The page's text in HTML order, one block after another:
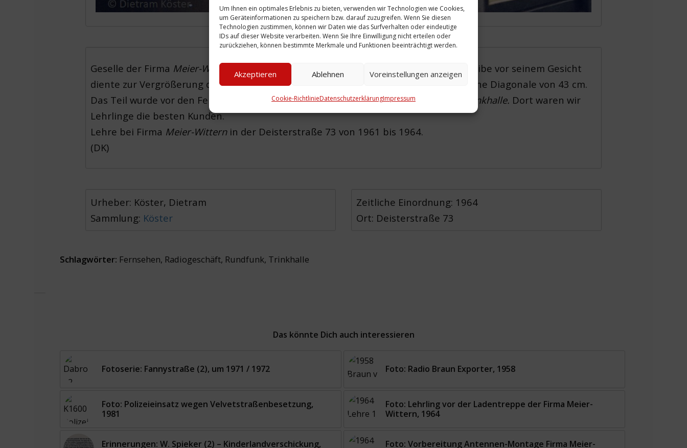
Um Ihnen ein optimales Erlebnis zu bieten, verwenden wir Technologien wie Cookies,
um Geräteinformationen zu speichern bzw. darauf zuzugreifen. Wenn Sie diesen
Technologien zustimmen, können wir Daten wie das Surfverhalten oder eindeutige
IDs auf dieser Website verarbeiten. Wenn Sie Ihre Einwilligung nicht erteilen oder
zurückziehen, können bestimmte Merkmale und Funktionen beeinträchtigt werden.
Akzeptieren Ablehnen Voreinstellungen anzeigen
Cookie-RichtlinieDatenschutzerklärungImpressum
Geselle der Firma Meier-Wittern
vor dem Schaufenster des Radiogeschäftes. Die Scheibe vor seinem Gesicht
diente zur Vergrößerung des TV-Bildes. Die meisten Bildröhren hatten damals nur eine Diagonale von 43 cm.
Das Teil wurde vor den Fernseher gehängt. Neben dem Schaufenster rechts eine
Trinkhalle. Dort waren wir
Lehrlinge die besten Kunden.
Lehre bei Firma Meier-Witternin der Deisterstraße 73 von 1961 bis 1964.
(DK)
Urheber: Köster, Dietram
Sammlung: Köster
Zeitliche Einordnung: 1964
Ort: Deisterstraße 73
Schlagwörter: Fernsehen, Radiogeschäft, Rundfunk, Trinkhalle
Das könnte Dich auch interessieren
Fotoserie: Fannystraße (2), um 1971 / 1972 Foto: Radio Braun Exporter, 1958
Foto: Polizeieinsatz wegen Velvetstraßenbesetzung,
1981
Foto: Lehrling vor der Ladentreppe der Firma Meier-
Wittern, 1964
Erinnerungen: W. Spieker (2) – Kinderlandverschickung,
Foto: Vorbereitung Antennen-Montage Firma Meier-